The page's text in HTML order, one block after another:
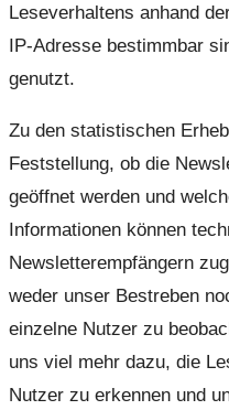
Leseverhaltens anhand
IP-Adresse bestimmbar
genutzt.
Zu den statistischen
Feststellung, ob die
geöffnet werden und
Informationen können
Newsletterempfängern
weder unser Bestreben
einzelne Nutzer zu
uns viel mehr dazu, die
Nutzer zu erkennen und